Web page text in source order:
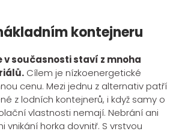
kontejneru
v současnosti staví z mnoha
Cílem je nízkoenergetické
cenu. Mezi jednu z alternativ patří
z lodních kontejnerů, i když samy o
vlastnosti nemají. Nebrání ani
vnikání horka dovnitř. S vrstvou